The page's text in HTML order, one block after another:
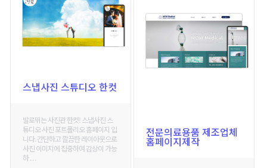
전문의료용품 제조업체
홈페이지제작
스냅사진 스튜디오 한컷
발로뛰는 사진관 한컷! 스냅사진 스
튜디오 사진 포트폴리오 홈페이지 입
니다. 간단하고 깔끔한 레이아웃으로
사진 이미지에 집중하여 감상이 가능
하 . . .